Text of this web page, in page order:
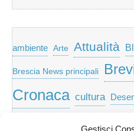
Gestisci
ambiente Arte Attualità
Brescia News principali
Cronaca cultura